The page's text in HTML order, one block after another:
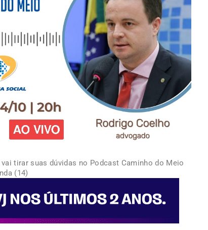
tirar suas dúvidas no Podcast Caminho do Meio
(14)